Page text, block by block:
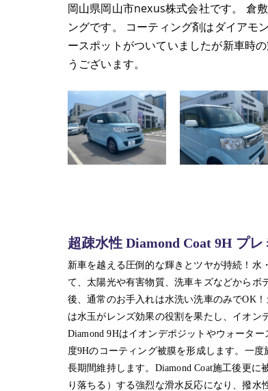
岡山県岡山市nexus株式会社です。 倉
ングです。 コーティング剤はダイアモ
ースポットがついていましたが新車時
うございます。
超疎水性 Diamond Coat 9H プ
新車を越える圧倒的な輝きとツヤが持続！水
て、太陽光や有害物質、洗車キズなどから
後、通常のお手入れは水洗い洗車のみでOK
は水玉がレンズ効果の役割を果たし、イオ
Diamond 9Hはイオンデポジットやウォータ
度9Hのコーティング被膜を形成します。一
長期間維持します。Diamond Coat施工後更
り落ちる）する強烈な滑水反応になり、撥